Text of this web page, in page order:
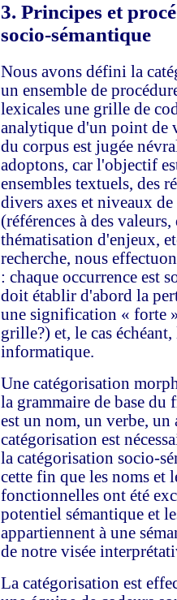
3. Principes et
socio-sémantique
Nous avons défini la
un ensemble de
lexicales une grille de
analytique d'un point de
du corpus est jugée
adoptons, car l'objectif
ensembles textuels, des
divers axes et niveaux
(références à des
thématisation d'enjeux,
recherche, nous
: chaque occurrence est
doit établir d'abord la
une signification « forte
grille?) et, le cas
informatique.
Une catégorisation
la grammaire de base du
est un nom, un verbe,
catégorisation est
la catégorisation socio-
cette fin que les noms et
fonctionnelles ont été
potentiel sémantique et
appartiennent à une
de notre visée
La catégorisation est